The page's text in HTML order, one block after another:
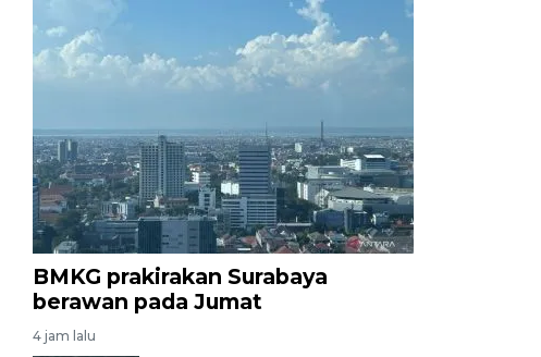
BMKG prakirakan Surabaya
berawan pada Jumat
4 jam lalu